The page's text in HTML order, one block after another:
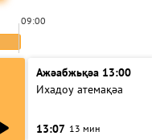
09:00
Ажәабжьқәа 13:00
Ихадоу атемақәа
13:07 13 мин